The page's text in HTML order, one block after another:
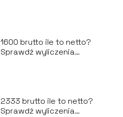
1600 brutto ile to netto?
Sprawdź wyliczenia
2333 brutto ile to netto?
Sprawdź wyliczenia